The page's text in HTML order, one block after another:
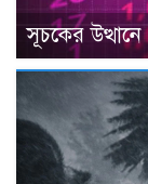
সূচকের